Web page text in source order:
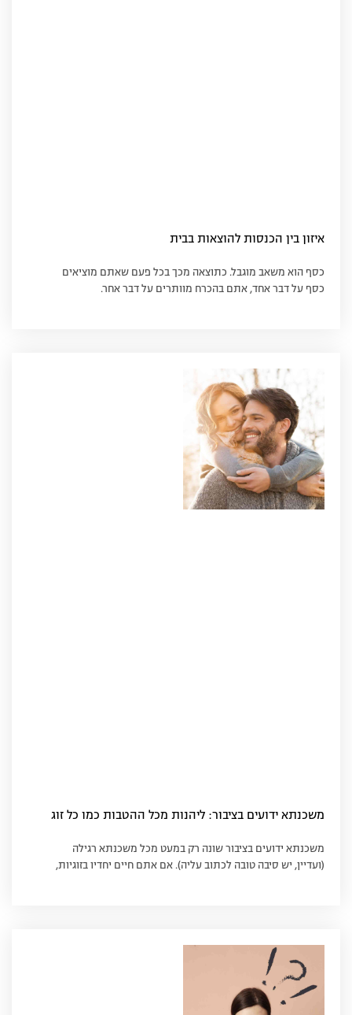
איזון בין הכנסות להוצאות בבית
כסף הוא משאב מוגבל. כתוצאה מכך בכל פעם שאתם מוציאים
כסף על דבר אחד, אתם בהכרח מוותרים על דבר אחר.
משכנתא ידועים בציבור: ליהנות מכל ההטבות כמו כל זוג
משכנתא ידועים בציבור שונה רק במעט מכל משכנתא רגילה
(ועדיין, יש סיבה טובה לכתוב עליה). אם אתם חיים יחדיו בזוגיות,